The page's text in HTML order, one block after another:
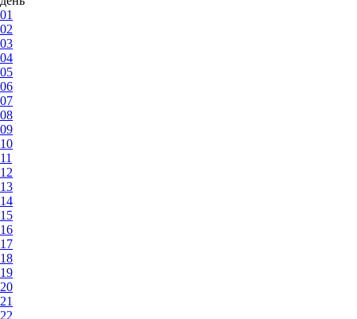
01
02
03
04
05
06
07
08
09
10
11
12
13
14
15
16
17
18
19
20
21
22